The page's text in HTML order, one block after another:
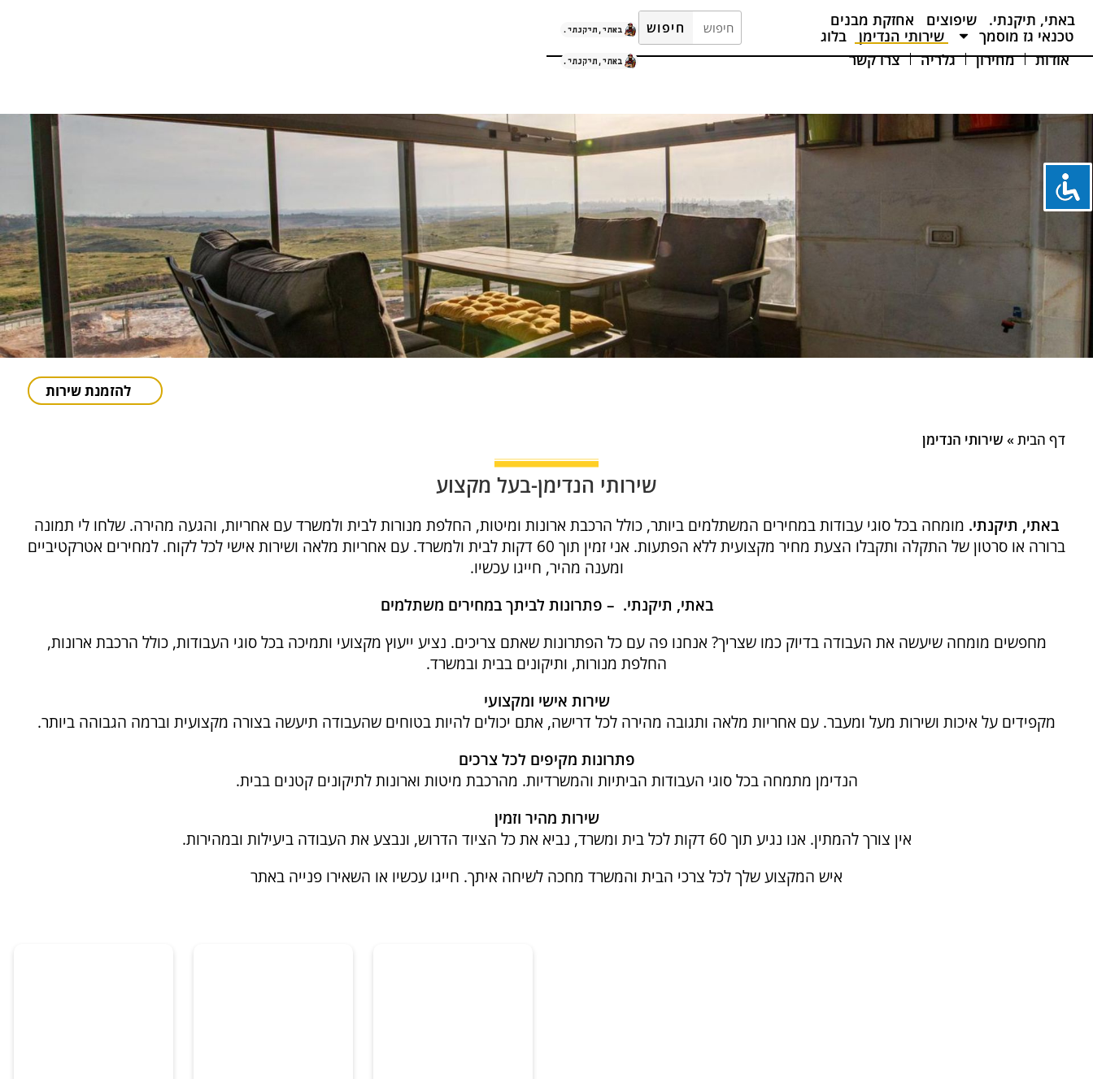
אודות מחירון גלריה צרו קשר
באתי, תיקנתי. שיפוצים
אחזקת מבנים
טכנאי גז מוסמך
שירותי הנדימן בלוג חיפוש
להזמנת שירות
דף הבית» שירותי הנדימן
שירותי הנדימן-בעל מקצוע
באתי, תיקנתי. מומחה בכל סוגי עבודות במחירים המשתלמים ביותר, כולל הרכבת ארונות ומיטות, החלפת מנורות לבית ולמשרד עם אחריות, והגעה מהירה. שלחו לי תמונה
ברורה או סרטון של התקלה ותקבלו הצעת מחיר מקצועית ללא הפתעות. אני זמין תוך 60 דקות לבית ולמשרד. עם אחריות מלאה ושירות אישי לכל לקוח. למחירים אטרקטיביים
ומענה מהיר, חייגו עכשיו.
באתי, תיקנתי. – פתרונות לביתך במחירים משתלמים
מחפשים מומחה שיעשה את העבודה בדיוק כמו שצריך? אנחנו פה עם כל הפתרונות שאתם צריכים. נציע ייעוץ מקצועי ותמיכה בכל סוגי העבודות, כולל הרכבת ארונות,
החלפת מנורות, ותיקונים בבית ובמשרד.
שירות אישי ומקצועי
מקפידים על איכות ושירות מעל ומעבר. עם אחריות מלאה ותגובה מהירה לכל דרישה, אתם יכולים להיות בטוחים שהעבודה תיעשה בצורה מקצועית וברמה הגבוהה ביותר.
פתרונות מקיפים לכל צרכים
הנדימן מתמחה בכל סוגי העבודות הביתיות והמשרדיות. מהרכבת מיטות וארונות לתיקונים קטנים בבית.
שירות מהיר וזמין
אין צורך להמתין. אנו נגיע תוך 60 דקות לכל בית ומשרד, נביא את כל הציוד הדרוש, ונבצע את העבודה ביעילות ובמהירות.
איש המקצוע שלך לכל צרכי הבית והמשרד מחכה לשיחה איתך. חייגו עכשיו או השאירו פנייה באתר